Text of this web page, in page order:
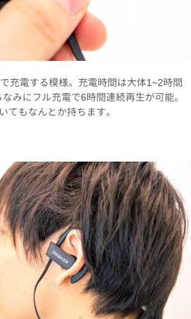
充電する模様。充電時間は大体1~2時間
みにフル充電で6時間連続再生が可能。
てもなんとか持ちます。